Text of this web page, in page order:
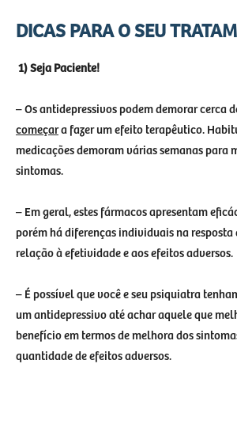
DICAS PARA O SEU
1) Seja Paciente!
– Os antidepressivos podem demorar cerca
começara fazer um efeito terapêutico.
medicações demoram várias semanas para
sintomas.
– Em geral, estes fármacos apresentam
porém há diferenças individuais na resposta
relação à efetividade e aos efeitos adversos.
– É possível que você e seu psiquiatra
um antidepressivo até achar aquele que
benefício em termos de melhora dos
quantidade de efeitos adversos.